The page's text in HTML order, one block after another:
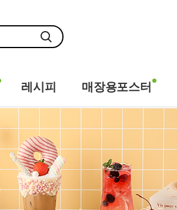
레시피 매장용포스터